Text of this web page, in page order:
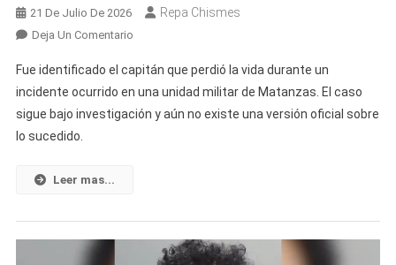
21 De Julio De 2026 Repa Chismes
Deja Un ComentarioEn
A
Recluta
Y
De
Robo
Fue identificado el capitán que perdió la vida durante un
incidente ocurrido en una unidad militar de Matanzas. El caso
sigue bajo investigación y aún no existe una versión oficial sobre
lo sucedido.
Leer mas...